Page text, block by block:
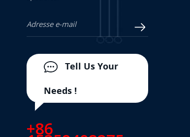
Tell Us Your
Needs !
+86